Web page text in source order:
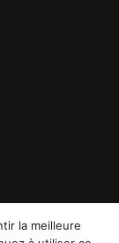
la meilleure